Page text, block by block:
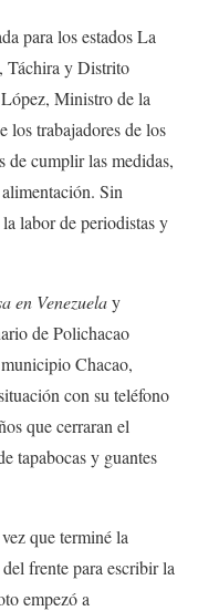
para los estados La
Táchira y Distrito
Ministro de la
los trabajadores de los
de cumplir las medidas,
Sin
labor de periodistas y
en Venezuelay
de Polichacao
Chacao,
con su teléfono
que cerraran el
tapabocas y guantes
que terminé la
frente para escribir la
empezó a